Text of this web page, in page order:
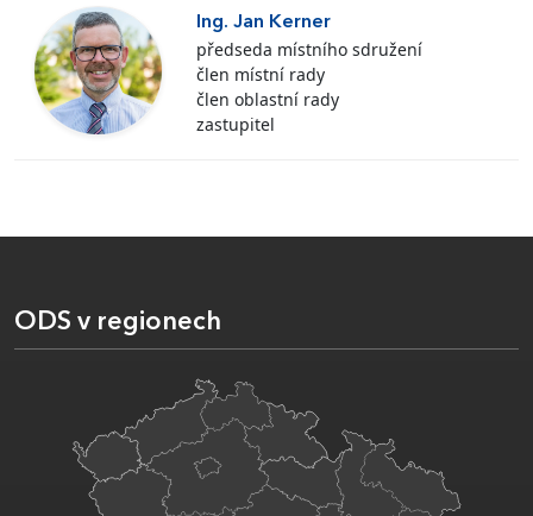
Ing. Jan Kerner
předseda místního sdružení
člen místní rady
člen oblastní rady
zastupitel
ODS v regionech